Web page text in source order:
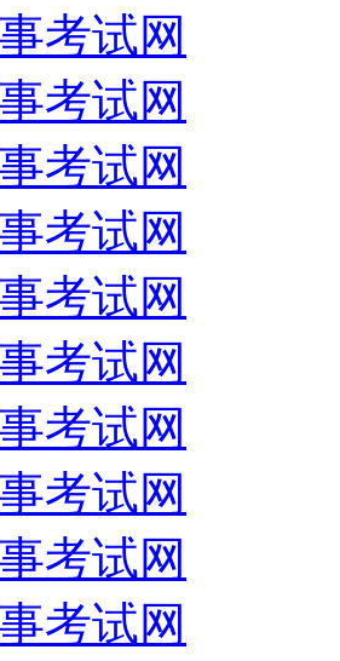
考试网
考试网
考试网
考试网
考试网
考试网
考试网
考试网
考试网
考试网